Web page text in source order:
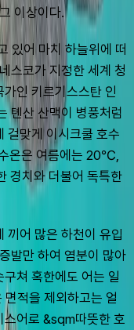
이상이다.
있어 마치 하늘위에 떠
스코가 지정한 세계 청
인 키르기스스탄 인
톈산 산맥이 병풍처럼
걸맞게 이시크쿨 호수
온은 여름에는 20℃,
치와 더불어 독특한
끼어 많은 하천이 유입
발만 하여 염분이 많아
쳐 혹한에도 어는 일
적을 제외하고는 얼
스어로 &sqm따뜻한 호